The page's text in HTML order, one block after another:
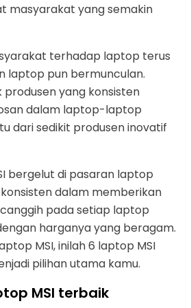
masyarakat yang semakin
terhadap laptop terus
laptop pun bermunculan.
produsen yang konsisten
dalam laptop-laptop
dari sedikit produsen inovatif
bergelut di pasaran laptop
dalam memberikan
pada setiap laptop
harganya yang beragam.
MSI, inilah 6 laptop MSI
pilihan utama kamu.
MSI terbaik